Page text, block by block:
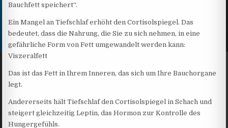
Bauchfett speichert“.
Ein Mangel an Tiefschlaf erhöht den Cortisolspiegel. Das
bedeutet, dass die Nahrung, die Sie zu sich nehmen, in eine
gefährliche Form von Fett umgewandelt werden kann:
Viszeralfett
Das ist das Fett in Ihrem Inneren, das sich um Ihre Bauchorgane
legt.
Andererseits hält Tiefschlaf den Cortisolspiegel in Schach und
steigert gleichzeitig Leptin, das Hormon zur Kontrolle des
Hungergefühls.